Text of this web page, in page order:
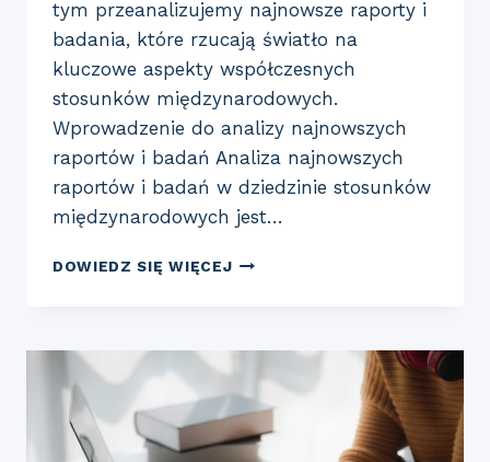
tym przeanalizujemy najnowsze raporty i
badania, które rzucają światło na
kluczowe aspekty współczesnych
stosunków międzynarodowych.
Wprowadzenie do analizy najnowszych
raportów i badań Analiza najnowszych
raportów i badań w dziedzinie stosunków
międzynarodowych jest…
DOWIEDZ SIĘ WIĘCEJANALIZA
BADAŃ
DZIEDZINIE
STOSUNKÓW
MIĘDZYNARODOWYCH